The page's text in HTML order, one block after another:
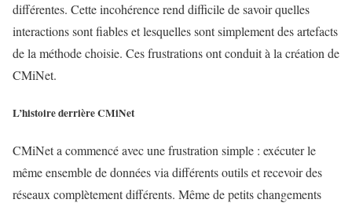
différentes. Cette incohérence rend difficile de savoir quelles
interactions sont fiables et lesquelles sont simplement des artefacts
de la méthode choisie. Ces frustrations ont conduit à la création de
CMiNet.
L’histoire derrière CMiNet
CMiNet a commencé avec une frustration simple : exécuter le
même ensemble de données via différents outils et recevoir des
réseaux complètement différents. Même de petits changements